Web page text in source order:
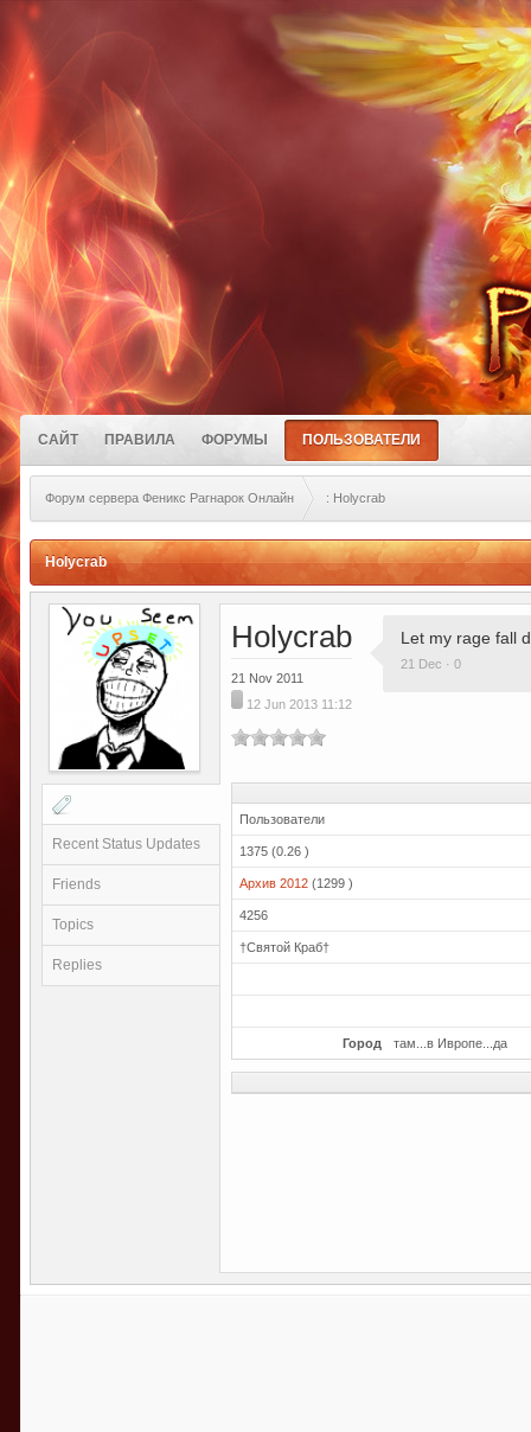
САЙТ ПРАВИЛА ФОРУМЫ ПОЛЬЗОВАТЕЛИ
Форум сервера Феникс Рагнарок Онлайн : Holycrab
Holycrab
Recent Status Updates
Friends
Topics
Replies
Holycrab
21 Nov 2011
12 Jun 2013 11:12
Let my rage fall
21 Dec · 0
Пользователи
1375 (0.26 )
Архив 2012 (1299 )
4256
†Святой Краб†
Город там...в Ивропе...да